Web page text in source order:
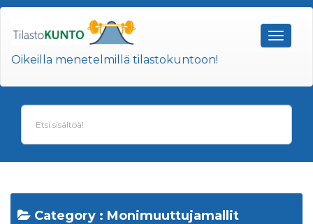
Oikeilla menetelmillä tilastokuntoon!
Category : Monimuuttujamallit